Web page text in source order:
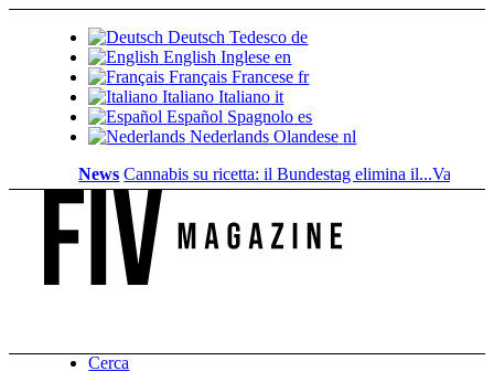
Deutsch Tedesco de
English Inglese en
Français Francese fr
Italiano Italiano it
Español Spagnolo es
Nederlands Olandese nl
News Cannabis su ricetta: il Bundestag elimina il...Valore
Cerca